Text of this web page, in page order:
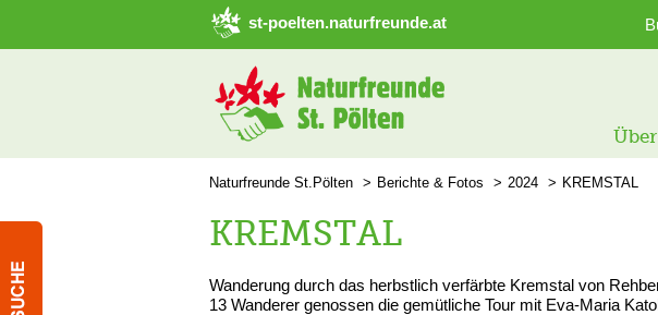
➜ Hauptregion der Seite anspringen
st-poelten.naturfreunde.at
Naturfreunde St.Pölten Berichte & Fotos 2024 KREMSTAL
KREMSTAL
Wanderung durch das herbstlich verfärbte Kremstal von
13 Wanderer genossen die gemütliche Tour mit Eva-Maria